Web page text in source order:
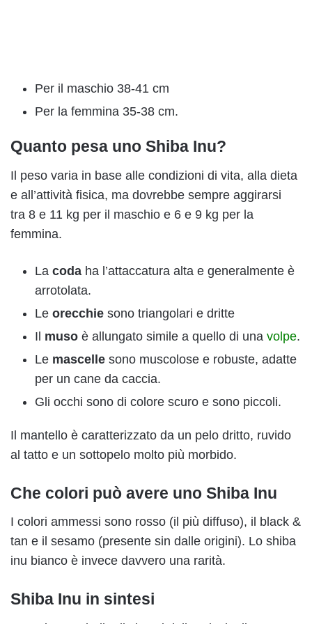
Per il maschio 38-41 cm
Per la femmina 35-38 cm.
Quanto pesa uno Shiba Inu?
Il peso varia in base alle condizioni di vita, alla dieta
e all’attività fisica, ma dovrebbe sempre aggirarsi
tra 8 e 11 kg per il maschio e 6 e 9 kg per la
femmina.
La coda ha l’attaccatura alta e generalmente è
arrotolata.
Le orecchie sono triangolari e dritte
Il muso è allungato simile a quello di una volpe.
Le mascelle sono muscolose e robuste, adatte
per un cane da caccia.
Gli occhi sono di colore scuro e sono piccoli.
Il mantello è caratterizzato da un pelo dritto, ruvido
al tatto e un sottopelo molto più morbido.
Che colori può avere uno Shiba Inu
I colori ammessi sono rosso (il più diffuso), il black &
tan e il sesamo (presente sin dalle origini). Lo shiba
inu bianco è invece davvero una rarità.
Shiba Inu in sintesi